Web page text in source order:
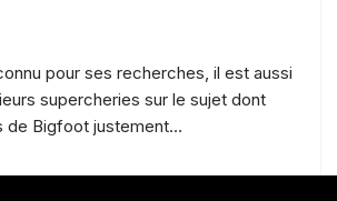
pour ses recherches, il est aussi
supercheries sur le sujet dont
de Bigfoot justement…